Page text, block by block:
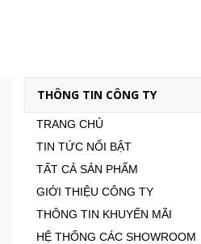
THÔNG TIN CÔNG TY
TRANG CHỦ
TIN TỨC NỔI BẬT
TẤT CẢ SẢN PHẨM
GIỚI THIỆU CÔNG TY
THÔNG TIN KHUYẾN MÃI
HỆ THỐNG CÁC SHOWROOM